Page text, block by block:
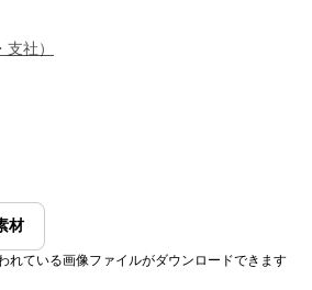
支社）
材
れている画像ファイルがダウンロードできます